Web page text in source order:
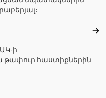
ի
թափուր հաստիքներին